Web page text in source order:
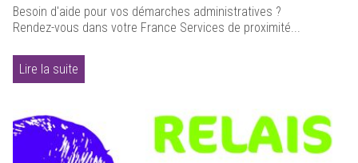
Besoin d'aide pour vos démarches administratives ?
Rendez-vous dans votre France Services de proximité...
Lire la suite